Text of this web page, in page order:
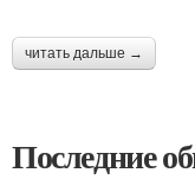
читать дальше →
Последние